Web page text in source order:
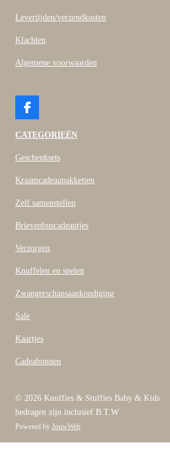
Levertijden/verzendkosten
Klachten
Algemene voorwaarden
F
c
b
o
CATEGORIEËN
Geschenksets
Kraamcadeaupakketten
Zelf samenstellen
Brievenbuscadeautjes
Verzorgen
Knuffelen en spelen
Zwangerschapsaankondiging
Sale
Kaartjes
Cadeabonnen
© 2026 Knuffies & Stuffies Baby & Kids
bedragen zijn inclusief B.T.W
Powered by JouwWeb